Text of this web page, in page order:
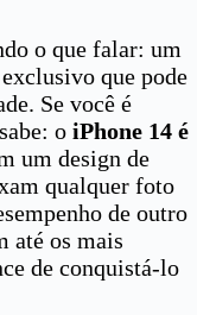
o que falar: um
que pode
Se você é
o iPhone 14 é
um design de
qualquer foto
de outro
até os mais
de conquistá-lo